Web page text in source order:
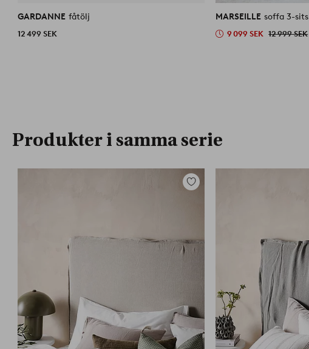
GARDANNE fåtölj
12 499 SEK
MARSEILLE soffa 3-sits
9 099 SEK 12 999 SEK
Produkter i samma serie
Lägg